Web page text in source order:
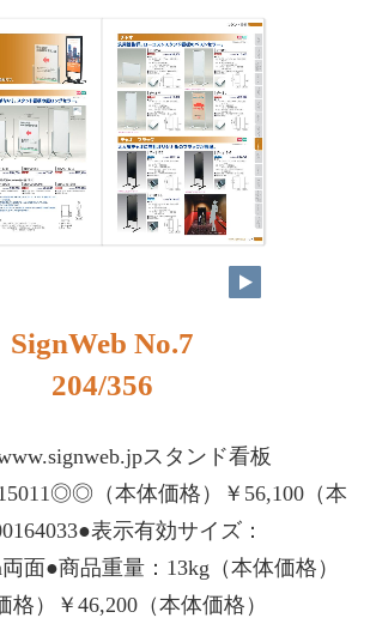
SignWeb No.7
204/356
スタンド看板
（本体価格）￥56,100（本
表示有効サイズ：
面●商品重量：13kg（本体価格）
格）￥46,200（本体価格）